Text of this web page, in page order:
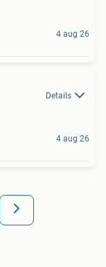
4 aug 26
Details
4 aug 26